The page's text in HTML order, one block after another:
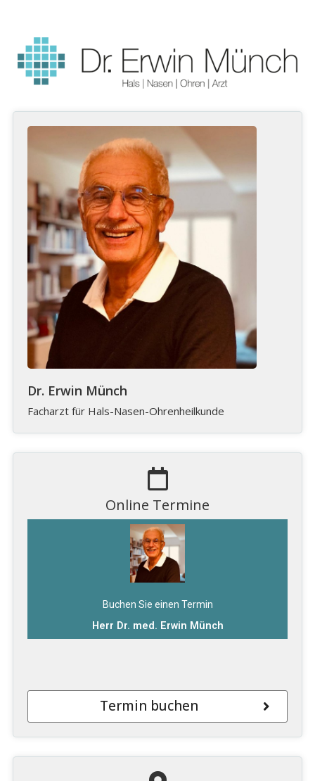
Dr. Erwin Münch
Facharzt für Hals-Nasen-Ohrenheilkunde
Online Termine
Buchen Sie einen Termin
Herr Dr. med. Erwin Münch
Termin buchen